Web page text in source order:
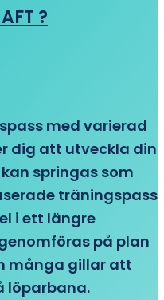
?
med varierad
dig att utveckla din
springas som
träningspass
i ett längre
på plan
många gillar att
löparbana.